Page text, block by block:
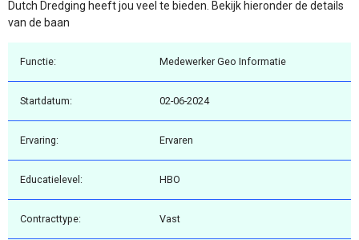
Dutch Dredging heeft jou veel te bieden. Bekijk hieronder de details
van de baan
Functie: Medewerker Geo Informatie
Startdatum: 02-06-2024
Ervaring: Ervaren
Educatielevel: HBO
Contracttype: Vast